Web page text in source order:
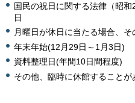
国民の祝日に関する法律（昭
日
月曜日が休日に当たる場合、そ
年末年始(12月29日～1月3日)
資料整理日(年間10日間程度)
その他、臨時に休館することが